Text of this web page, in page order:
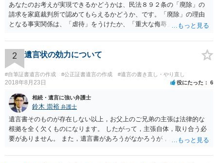
あなたのお考えが実現できるかどうかは、民法８９２条の「廃除」の
請求を家庭裁判所で認めてもらえるかどうか、です。「廃除」の理由
となる事実関係は、「虐待」をうけたか、「重大な侮辱」を受けた
「廃除」は遺言でも可能です（民法８９３条）。 弁護士に具体的な事
情を話して相談して、「廃除」が可能か、実際に法律相談を受けるこ
とをお勧めします。
2 遺言状の効力について
#自筆証書遺言の作成 #公正証書遺言の作成 #遺言の書き直し・やり直し
2018年8月23日 役にたった 6
相続・遺言に強い弁護士
鈴木 崇裕 弁護士
遺言書そのものが存在しない以上，お父上のご兄弟の主張は法律的な
根拠を全く欠くものになります。 したがって，主張自体，取り合う必
要がありません。 また，遺言書があろうがなかろうが，お父上のご兄
ご回答にもありますが， 代理人弁護士をたてて，その弁護士から相手